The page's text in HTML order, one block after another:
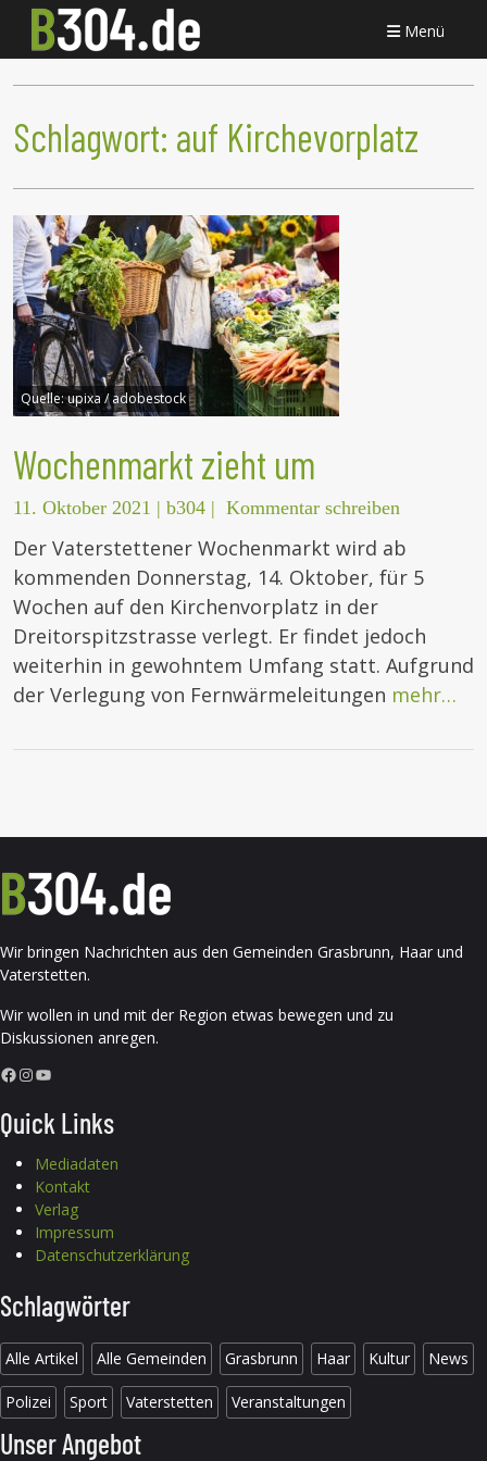
Menü
Schlagwort: auf Kirchevorplatz
Quelle:upixa / adobestock
Wochenmarkt zieht um
11. Oktober 2021 | b304 | Kommentar schreiben
Der Vaterstettener Wochenmarkt wird ab
kommenden Donnerstag, 14. Oktober, für 5
Wochen auf den Kirchenvorplatz in der
Dreitorspitzstrasse verlegt. Er findet jedoch
weiterhin in gewohntem Umfang statt. Aufgrund
der Verlegung von Fernwärmeleitungen mehr…
Wir bringen Nachrichten aus den Gemeinden Grasbrunn, Haar und
Vaterstetten.
Wir wollen in und mit der Region etwas bewegen und zu
Diskussionen anregen.
Facebook InstagramYouTube
Quick Links
Mediadaten
Kontakt
Verlag
Impressum
Datenschutzerklärung
Schlagwörter
Alle Artikel Alle Gemeinden Grasbrunn Haar Kultur News
Polizei Sport Vaterstetten Veranstaltungen
Unser Angebot